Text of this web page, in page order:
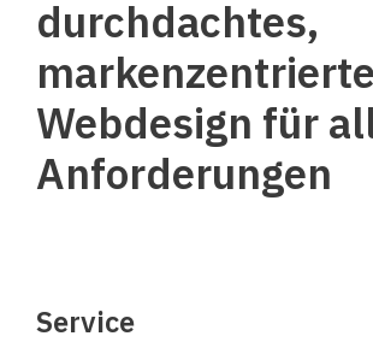
durchdachtes,
Webdesign für
Anforderungen
Service